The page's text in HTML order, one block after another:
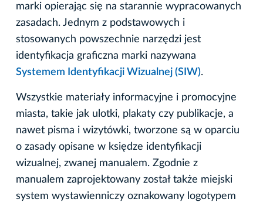
marki opierając się na starannie wypracowanych
zasadach. Jednym z podstawowych i
stosowanych powszechnie narzędzi jest
identyfikacja graficzna marki nazywana
Systemem Identyfikacji Wizualnej (SIW).
Wszystkie materiały informacyjne i promocyjne
miasta, takie jak ulotki, plakaty czy publikacje, a
nawet pisma i wizytówki, tworzone są w oparciu
o zasady opisane w księdze identyfikacji
wizualnej, zwanej manualem. Zgodnie z
manualem zaprojektowany został także miejski
system wystawienniczy oznakowany logotypem